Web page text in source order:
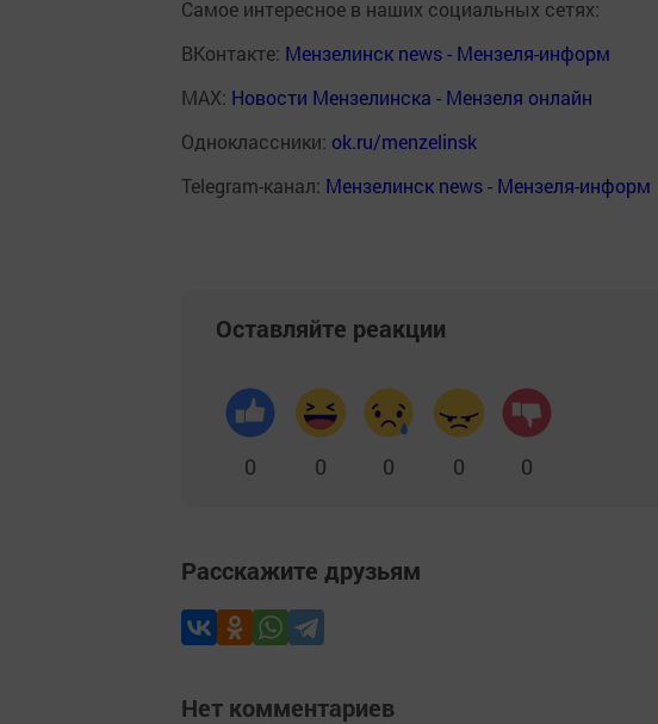
Самое интересное в наших социальных сетях:
ВКонтакте: Мензелинск news - Мензеля-информ
MAX: Новости Мензелинска - Мензеля онлайн
Одноклассники: ok.ru/menzelinsk
Telegram-канал: Мензелинск news - Мензеля-информ
Оставляйте реакции
0 0 0 0 0
Расскажите друзьям
Нет комментариев